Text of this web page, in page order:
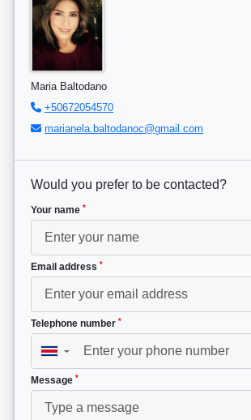
Maria Baltodano
+50672054570
marianela.baltodanoc@gmail.com
Would you prefer to be contacted?
Your name *
Email address *
Telephone number *
▼
Message *